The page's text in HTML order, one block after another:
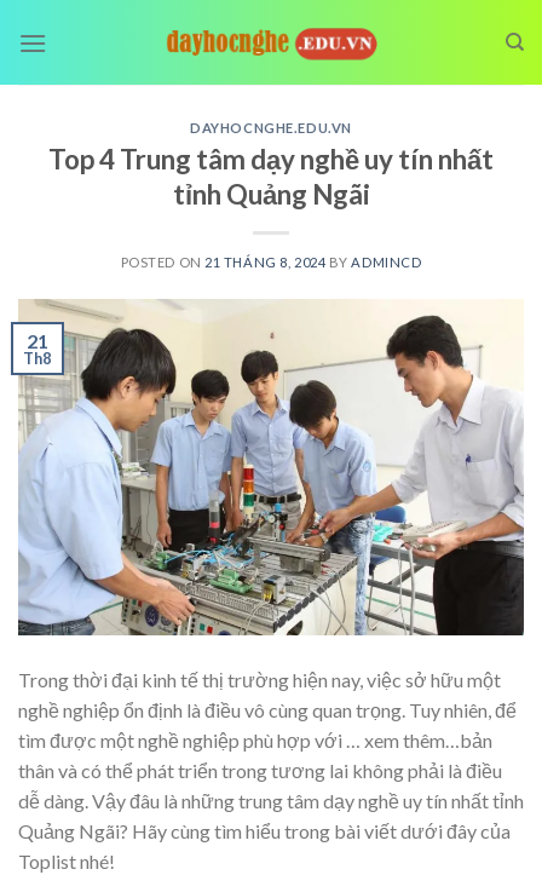
DAYHOCNGHE.EDU.VN
Top 4 Trung tâm dạy nghề uy tín nhất
tỉnh Quảng Ngãi
POSTED ON 21 THÁNG 8, 2024 BY ADMINCD
21
Th8
Trong thời đại kinh tế thị trường hiện nay, việc sở hữu một
nghề nghiệp ổn định là điều vô cùng quan trọng. Tuy nhiên, để
tìm được một nghề nghiệp phù hợp với … xem thêm…bản
thân và có thể phát triển trong tương lai không phải là điều
dễ dàng. Vậy đâu là những trung tâm dạy nghề uy tín nhất tỉnh
Quảng Ngãi? Hãy cùng tìm hiểu trong bài viết dưới đây của
Toplist nhé!